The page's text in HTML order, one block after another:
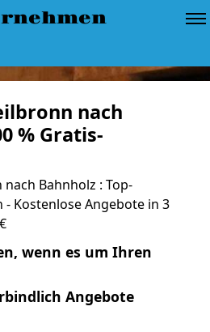
nach
% Gratis-
Bahnholz : Top-
Kostenlose Angebote in 3
wenn es um Ihren
Angebote